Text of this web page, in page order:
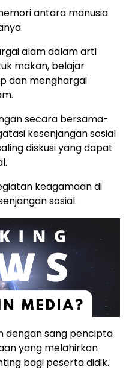
antara manusia
alam dalam arti
makan, belajar
dan menghargai
secara bersama-
kesenjangan sosial
diskusi yang dapat
keagamaan di
sosial.
dengan sang pencipta
yang melahirkan
bagi peserta didik.